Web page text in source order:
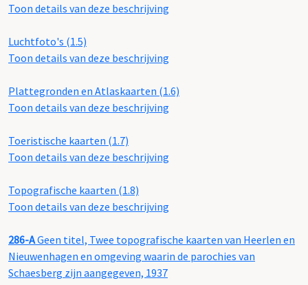
Toon details van deze beschrijving
Luchtfoto's (1.5)
Toon details van deze beschrijving
Plattegronden en Atlaskaarten (1.6)
Toon details van deze beschrijving
Toeristische kaarten (1.7)
Toon details van deze beschrijving
Topografische kaarten (1.8)
Toon details van deze beschrijving
286-AGeen titel, Twee topografische kaarten van Heerlen en
Nieuwenhagen en omgeving waarin de parochies van
Schaesberg zijn aangegeven, 1937